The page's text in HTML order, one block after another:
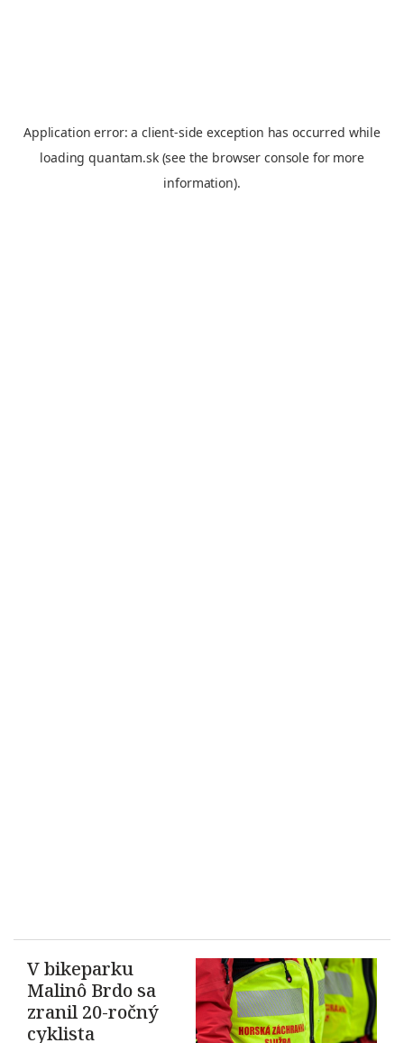
V bikeparku
Malinô Brdo sa
zranil 20-ročný
cyklista